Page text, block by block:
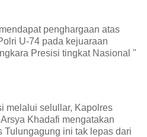
penghargaan atas
U-74 pada kejuaraan
Presisi tingkat Nasional "
melalui selullar, Kapolres
Khadafi mengatakan
Tulungagung ini tak lepas dari